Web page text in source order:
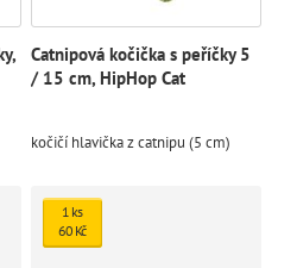
Catnipová kočička s peříčky 5
/ 15 cm, HipHop Cat
kočičí hlavička z catnipu (5 cm)
1 ks
60 Kč